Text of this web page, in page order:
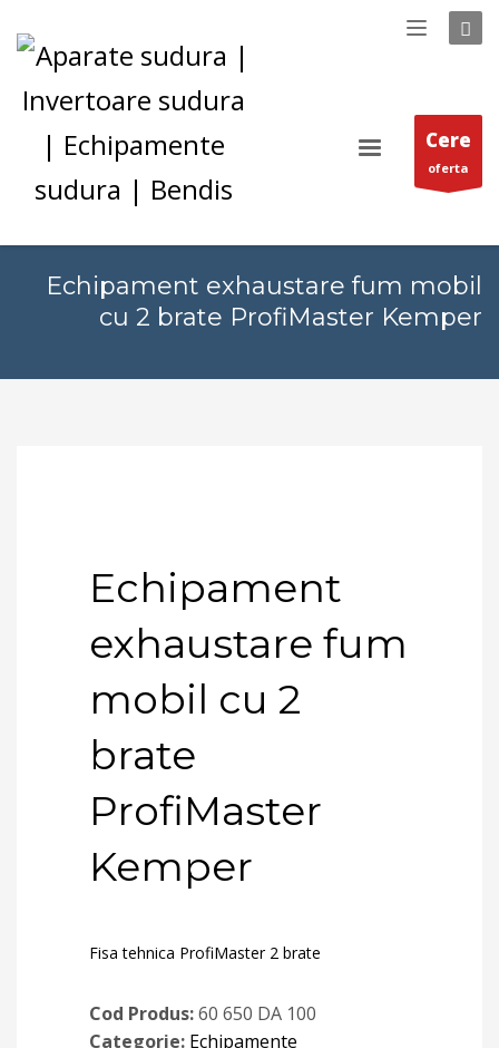
Cere
oferta
Echipament exhaustare fum mobil
cu 2 brate ProfiMaster Kemper
Echipament
exhaustare fum
mobil cu 2
brate
ProfiMaster
Kemper
Fisa tehnica ProfiMaster 2 brate
Cod Produs:60 650 DA 100
Categorie: Echipamente